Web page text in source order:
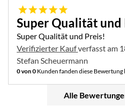
5 von 5
Super Qualität und
Super Qualität und Preis!
Verifizierter Kaufverfasst am
Stefan Scheuermann
0 von 0 Kunden fanden diese
Alle